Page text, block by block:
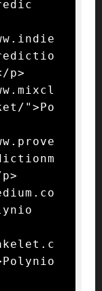
p>
">Po